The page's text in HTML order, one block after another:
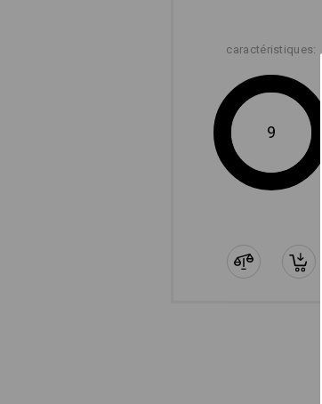
caractéristiques:
9